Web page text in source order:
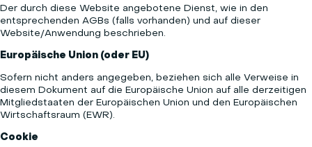
Der durch diese Website angebotene Dienst, wie in den
entsprechenden AGBs (falls vorhanden) und auf dieser
Website/Anwendung beschrieben.
Europäische Union (oder EU)
Sofern nicht anders angegeben, beziehen sich alle Verweise in
diesem Dokument auf die Europäische Union auf alle derzeitigen
Mitgliedstaaten der Europäischen Union und den Europäischen
Wirtschaftsraum (EWR).
Cookie